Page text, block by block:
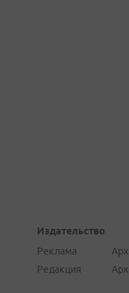
Издательство
Реклама
Редакция